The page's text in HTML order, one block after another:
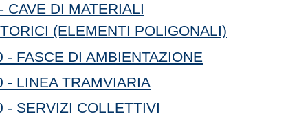
DI MATERIALI
(ELEMENTI POLIGONALI)
FASCE DI AMBIENTAZIONE
- LINEA TRAMVIARIA
- SERVIZI COLLETTIVI